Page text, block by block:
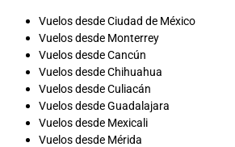
Vuelos desde Ciudad de México
Vuelos desde Monterrey
Vuelos desde Cancún
Vuelos desde Chihuahua
Vuelos desde Culiacán
Vuelos desde Guadalajara
Vuelos desde Mexicali
Vuelos desde Mérida